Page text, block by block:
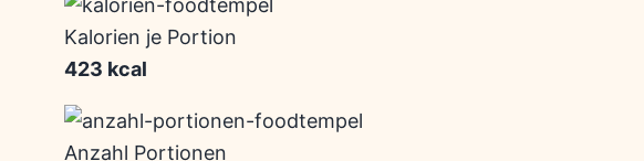
Kalorien je Portion
423 kcal
Anzahl Portionen